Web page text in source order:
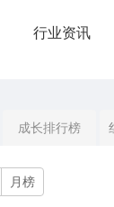
行业资讯
成长排行榜
月榜